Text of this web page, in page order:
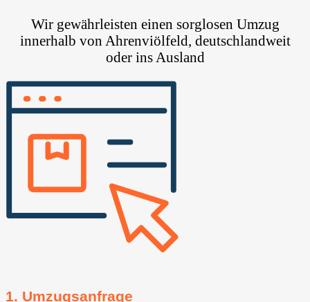
Wir gewährleisten einen sorglosen Umzug
innerhalb von Ahrenviölfeld, deutschlandweit
oder ins Ausland
1. Umzugsanfrage